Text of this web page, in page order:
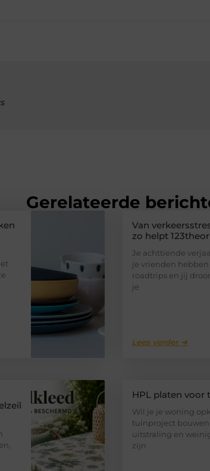
Gerelateerde
Van
zo helpt
Je achttiende
je vrienden hebben
roadtrips en jij
je
Lees verder ➜
HPL platen voor
Wil je je woning
tuinproject
uitstraling en
zijn